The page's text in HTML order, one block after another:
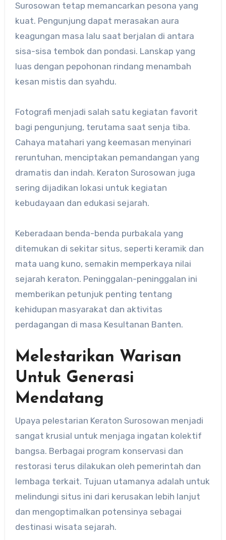
Surosowan tetap memancarkan pesona yang
kuat. Pengunjung dapat merasakan aura
keagungan masa lalu saat berjalan di antara
sisa-sisa tembok dan pondasi. Lanskap yang
luas dengan pepohonan rindang menambah
kesan mistis dan syahdu.
Fotografi menjadi salah satu kegiatan favorit
bagi pengunjung, terutama saat senja tiba.
Cahaya matahari yang keemasan menyinari
reruntuhan, menciptakan pemandangan yang
dramatis dan indah. Keraton Surosowan juga
sering dijadikan lokasi untuk kegiatan
kebudayaan dan edukasi sejarah.
Keberadaan benda-benda purbakala yang
ditemukan di sekitar situs, seperti keramik dan
mata uang kuno, semakin memperkaya nilai
sejarah keraton. Peninggalan-peninggalan ini
memberikan petunjuk penting tentang
kehidupan masyarakat dan aktivitas
perdagangan di masa Kesultanan Banten.
Melestarikan Warisan
Untuk Generasi
Mendatang
Upaya pelestarian Keraton Surosowan menjadi
sangat krusial untuk menjaga ingatan kolektif
bangsa. Berbagai program konservasi dan
restorasi terus dilakukan oleh pemerintah dan
lembaga terkait. Tujuan utamanya adalah untuk
melindungi situs ini dari kerusakan lebih lanjut
dan mengoptimalkan potensinya sebagai
destinasi wisata sejarah.